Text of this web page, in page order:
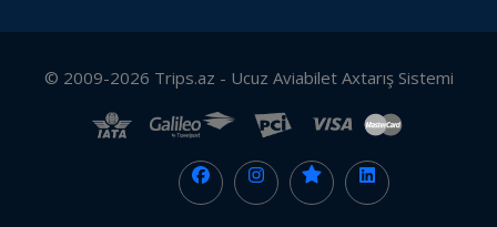
© 2009-2026 Trips.az - Ucuz Aviabilet Axtarış Sistemi